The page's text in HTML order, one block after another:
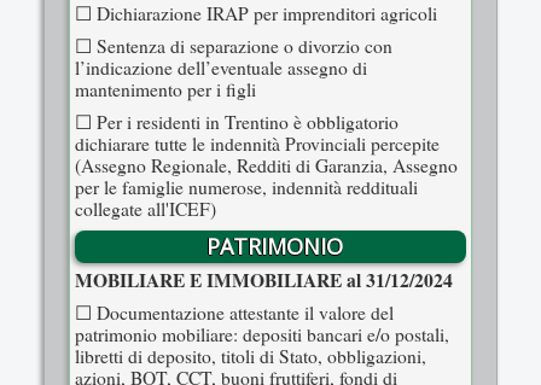
☐ Dichiarazione IRAP per imprenditori agricoli
☐ Sentenza di separazione o divorzio con
l’indicazione dell’eventuale assegno di
mantenimento per i figli
☐ Per i residenti in Trentino è obbligatorio
dichiarare tutte le indennità Provinciali percepite
(Assegno Regionale, Redditi di Garanzia, Assegno
per le famiglie numerose, indennità reddituali
collegate all'ICEF)
PATRIMONIO
MOBILIARE E IMMOBILIARE al 31/12/2024
☐ Documentazione attestante il valore del
patrimonio mobiliare: depositi bancari e/o postali,
libretti di deposito, titoli di Stato, obbligazioni,
azioni, BOT, CCT, buoni fruttiferi, fondi di